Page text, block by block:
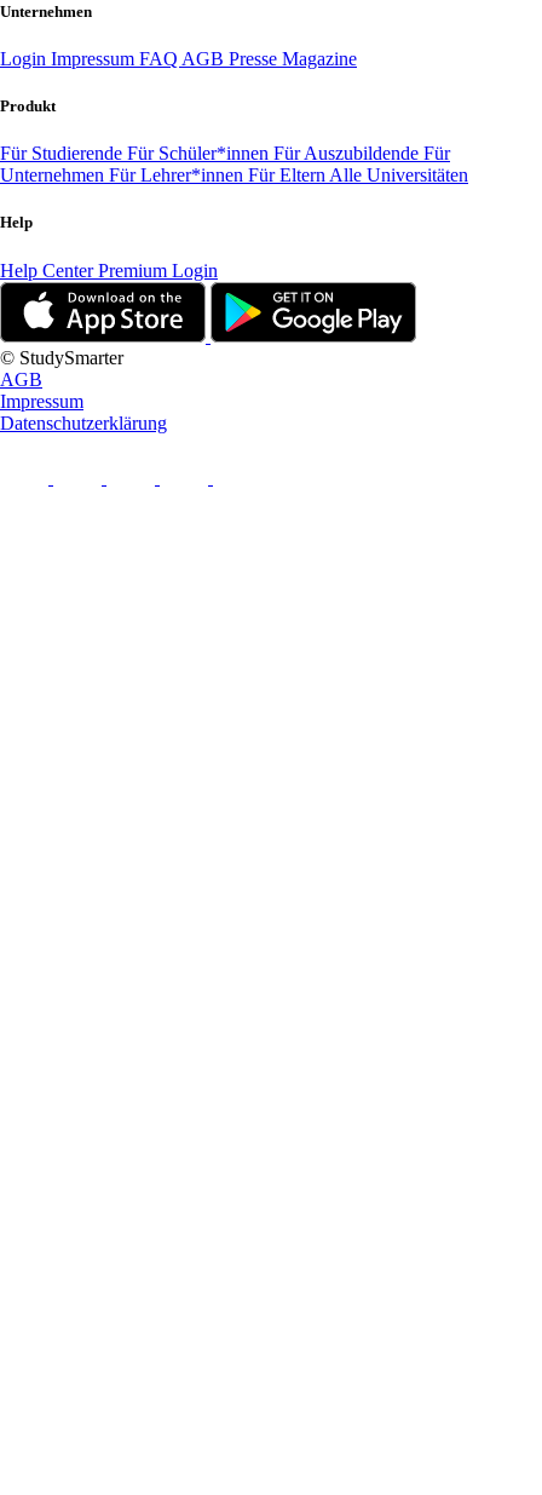
Unternehmen
Login Impressum FAQ AGB Presse Magazine
Produkt
Für Studierende Für Schüler*innen Für Auszubildende Für
Unternehmen Für Lehrer*innen Für Eltern Alle Universitäten
Help
Help CenterPremium Login
© StudySmarter
AGB
Impressum
Datenschutzerklärung